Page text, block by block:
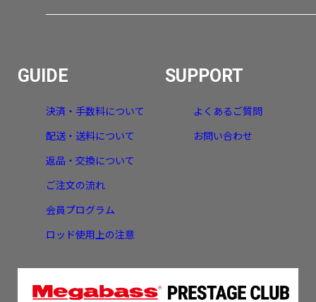
GUIDE
決済・手数料について
配送・送料について
返品・交換について
ご注文の流れ
会員プログラム
ロッド使用上の注意
SUPPORT
よくあるご質問
お問い合わせ